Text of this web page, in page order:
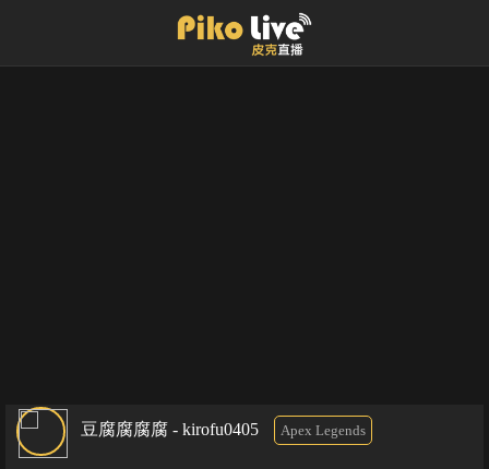
豆腐腐腐腐 - kirofu0405 Apex Legends